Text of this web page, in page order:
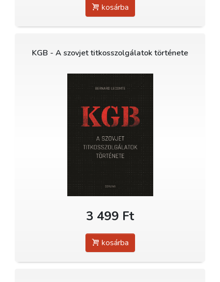
kosárba
KGB - A szovjet titkosszolgálatok története
3 499 Ft
kosárba